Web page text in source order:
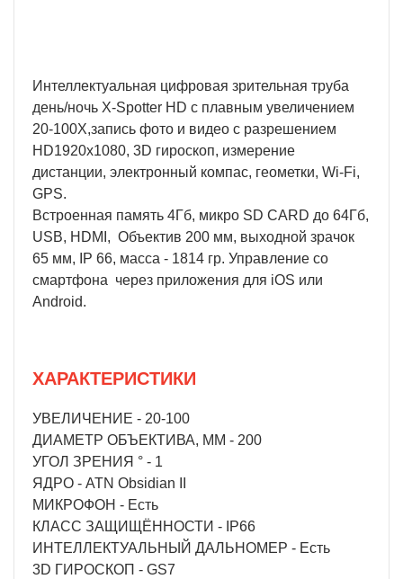
Интеллектуальная цифровая зрительная труба
день/ночь X-Spotter HD с плавным увеличением
20-100Х,запись фото и видео с разрешением
HD1920х1080, 3D гироскоп, измерение
дистанции, электронный компас, геометки, Wi-Fi,
GPS.
Встроенная память 4Гб, микро SD CARD до 64Гб,
USB, HDMI, Объектив 200 мм, выходной зрачок
65 мм, IP 66, масса - 1814 гр. Управление со
смартфона через приложения для iOS или
Android.
ХАРАКТЕРИСТИКИ
УВЕЛИЧЕНИЕ - 20-100
ДИАМЕТР ОБЪЕКТИВА, ММ - 200
УГОЛ ЗРЕНИЯ ° - 1
ЯДРО - ATN Obsidian II
МИКРОФОН - Есть
КЛАСС ЗАЩИЩЁННОСТИ - IP66
ИНТЕЛЛЕКТУАЛЬНЫЙ ДАЛЬНОМЕР - Есть
3D ГИРОСКОП - GS7